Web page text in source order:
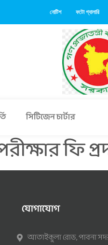
নোটিশ ফটো গ্যালারি
সিটিজেন চার্টার
ফি
যোগাযোগ
আতাইকুলা রোড, পাবনা